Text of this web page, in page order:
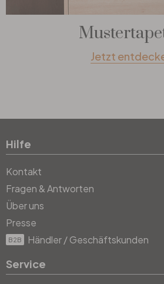
Jetzt
Hilfe
Kontakt
Fragen & Antworten
Über uns
Presse
B2B Händler / Geschäftskunden
Service